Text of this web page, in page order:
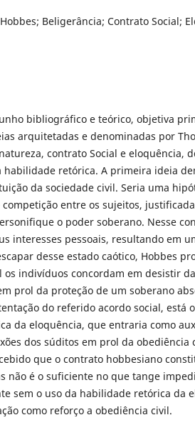
Hobbes; Beligerância; Contrato Social;
bibliográfico e teórico, objetiva
arquitetadas e denominadas por
contrato Social e eloquência,
habilidade retórica. A primeira ideia
da sociedade civil. Seria uma
entre os sujeitos,
o poder soberano. Nesse
interesses pessoais, resultando em
desse estado caótico, Hobbes
os indivíduos concordam em desistir
prol da proteção de um soberano
do referido acordo social, está
da eloquência, que entraria como
dos súditos em prol da obediência
que o contrato hobbesiano
não é o suficiente no que tange
sem o uso da habilidade retórica da
como reforço a obediência civil.